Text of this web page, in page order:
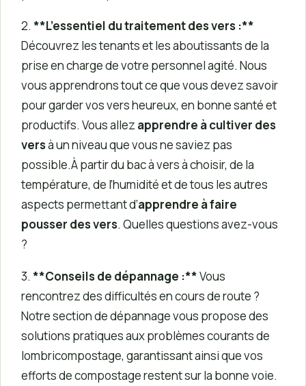
2. **L’essentiel du traitement des vers :**
Découvrez les tenants et les aboutissants de la
prise en charge de votre personnel agité. Nous
vous apprendrons tout ce que vous devez savoir
pour garder vos vers heureux, en bonne santé et
productifs. Vous allez apprendre à cultiver des
versà un niveau que vous ne saviez pas
possible.À partir du bac à vers à choisir, de la
température, de l’humidité et de tous les autres
aspects permettant d’apprendre à faire
pousser des vers. Quelles questions avez-vous
?
3. **Conseils de dépannage :**Vous
rencontrez des difficultés en cours de route ?
Notre section de dépannage vous propose des
solutions pratiques aux problèmes courants de
lombricompostage, garantissant ainsi que vos
efforts de compostage restent sur la bonne voie.